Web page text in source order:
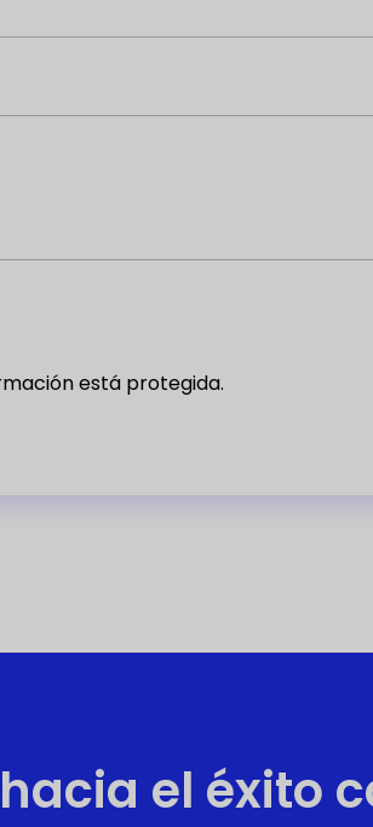
está protegida.
el éxito